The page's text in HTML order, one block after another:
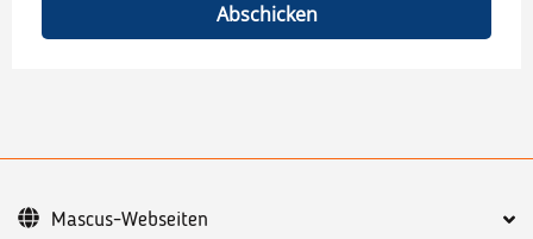
Abschicken
Mascus-Webseiten